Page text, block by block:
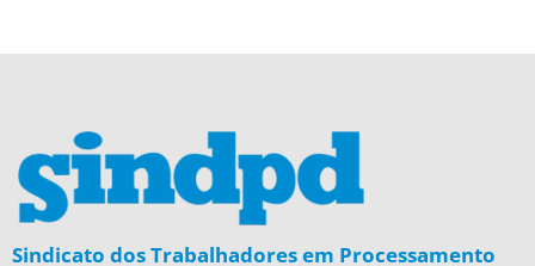
Sindicato dos Trabalhadores em Processamento